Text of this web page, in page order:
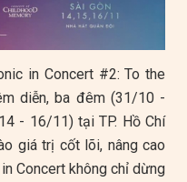
in Concert #2: To the
diễn, ba đêm (31/10 -
- 16/11) tại TP. Hồ Chí
giá trị cốt lõi, nâng cao
Concert không chỉ dừng